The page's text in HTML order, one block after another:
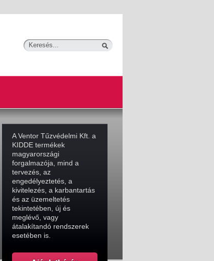
ARGONITE
Az Argonite egy Inert gáz, Argon és Nitrogén keveréke. Ezen
A Ventor Tűzvédelmi Kft. a
KIDDE termékek
magyarországi
forgalmazója, mind a
tervezés, az
engedélyeztetés, a
kivitelezés, a karbantartás
és az üzemeltetés
tekintetében, új és
meglévő, vagy
átalakítandó rendszerek
esetében is.